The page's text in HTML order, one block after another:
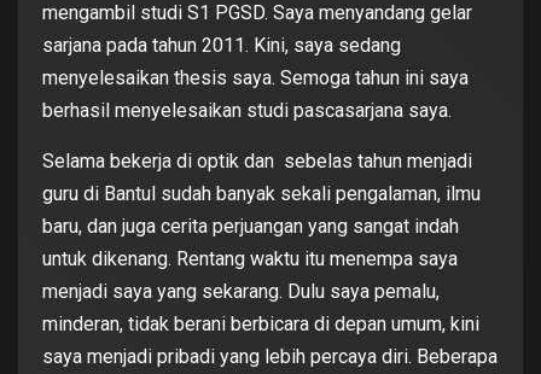
mengambil studi S1 PGSD. Saya menyandang gelar
sarjana pada tahun 2011. Kini, saya sedang
menyelesaikan thesis saya. Semoga tahun ini saya
berhasil menyelesaikan studi pascasarjana saya.
Selama bekerja di optik dan sebelas tahun menjadi
guru di Bantul sudah banyak sekali pengalaman, ilmu
baru, dan juga cerita perjuangan yang sangat indah
untuk dikenang. Rentang waktu itu menempa saya
menjadi saya yang sekarang. Dulu saya pemalu,
minderan, tidak berani berbicara di depan umum, kini
saya menjadi pribadi yang lebih percaya diri. Beberapa